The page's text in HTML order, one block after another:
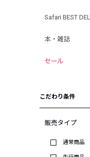
Safari BEST
本・雑誌
セール
こだわり条件
販売タイプ
通常商品
THE DUFFER OF ST.GEORGE